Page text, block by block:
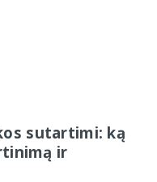
sutartimi: ką
ir